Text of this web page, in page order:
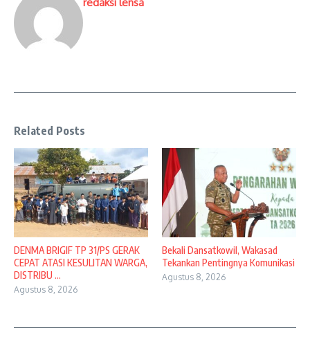
Related Posts
DENMA BRIGIF TP 31/PS GERAK
CEPAT ATASI KESULITAN WARGA,
DISTRIBU ...
Agustus 8, 2026
Bekali Dansatkowil, Wakasad
Tekankan Pentingnya Komunikasi
Agustus 8, 2026